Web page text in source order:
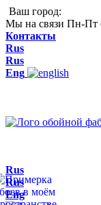
Ваш город:
Мы на связи Пн-Пт
Контакты
Rus
Rus
Eng
Rus
Rus
Eng